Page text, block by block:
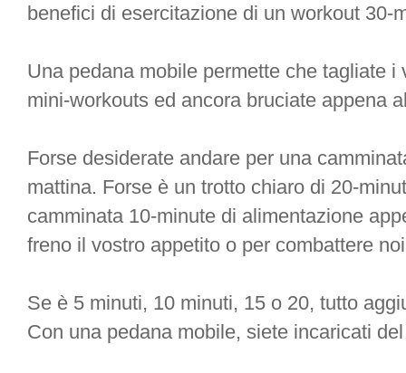
benefici di esercitazione di un workout 30-
Una pedana mobile permette che tagliate
mini-workouts ed ancora bruciate appena
Forse desiderate andare per una
mattina. Forse è un trotto chiaro di 20-
camminata 10-minute di alimentazione
freno il vostro appetito o per combattere
Se è 5 minuti, 10 minuti, 15 o 20, tutto
Con una pedana mobile, siete incaricati